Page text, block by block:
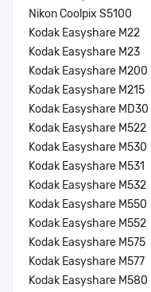
Nikon Coolpix S5100
Kodak Easyshare M22
Kodak Easyshare M23
Kodak Easyshare M200
Kodak Easyshare M215
Kodak Easyshare MD30
Kodak Easyshare M522
Kodak Easyshare M530
Kodak Easyshare M531
Kodak Easyshare M532
Kodak Easyshare M550
Kodak Easyshare M552
Kodak Easyshare M575
Kodak Easyshare M577
Kodak Easyshare M580